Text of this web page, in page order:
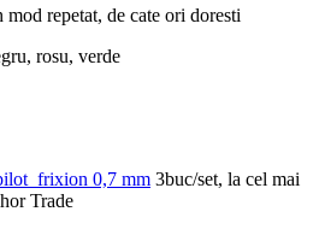
repetat, de cate ori doresti
rosu, verde
frixion 0,7 mm 3buc/set, la cel mai
Trade